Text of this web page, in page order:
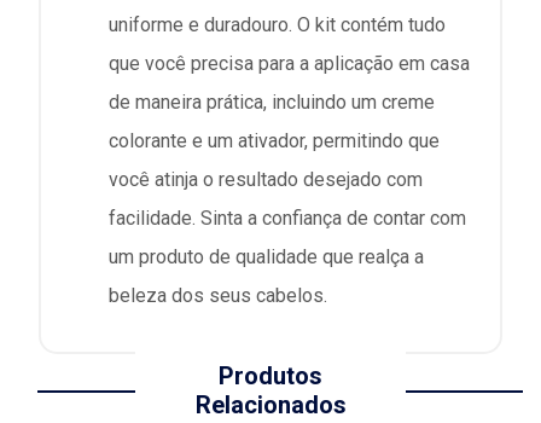
uniforme e duradouro. O kit contém tudo
que você precisa para a aplicação em casa
de maneira prática, incluindo um creme
colorante e um ativador, permitindo que
você atinja o resultado desejado com
facilidade. Sinta a confiança de contar com
um produto de qualidade que realça a
beleza dos seus cabelos.
Produtos
Relacionados